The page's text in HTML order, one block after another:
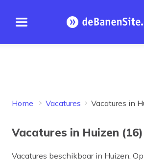
Open menu
Home Vacatures Vacatures in
Vacatures in Huizen (16)
Vacatures beschikbaar in Huizen.